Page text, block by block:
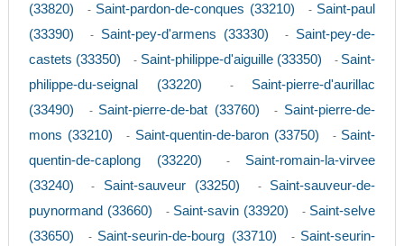
(33820)
- Saint-pardon-de-conques (33210) - Saint-paul
(33390)
- Saint-pey-d'armens (33330) - Saint-pey-de-
castets (33350)
- Saint-philippe-d'aiguille (33350) - Saint-
philippe-du-seignal (33220)
- Saint-pierre-d'aurillac
(33490)
- Saint-pierre-de-bat (33760) - Saint-pierre-de-
mons (33210)
- Saint-quentin-de-baron (33750) - Saint-
quentin-de-caplong (33220)
- Saint-romain-la-virvee
(33240)
- Saint-sauveur (33250) - Saint-sauveur-de-
puynormand (33660)
- Saint-savin (33920) - Saint-selve
(33650)
- Saint-seurin-de-bourg (33710) - Saint-seurin-